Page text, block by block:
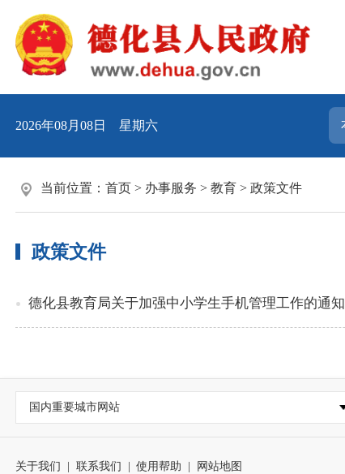
2026年08月08日 星期六
当前位置： 首页 > 办事服务 > 教育 > 政策文件
政策文件
德化县教育局关于加强中小学生手机管理工作的通知
国内重要城市网站
关于我们 联系我们 使用帮助 网站地图